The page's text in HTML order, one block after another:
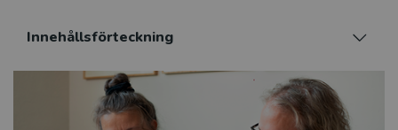
perspektiv på skol­utveckling integrerat med ett
utvecklingsprojekt om hållbart lärande. Den vänder
sig till verksamma på alla nivåer som arbetar med
skolutveckling och till rektors- och lärarutbildningen.
Innehållsförteckning